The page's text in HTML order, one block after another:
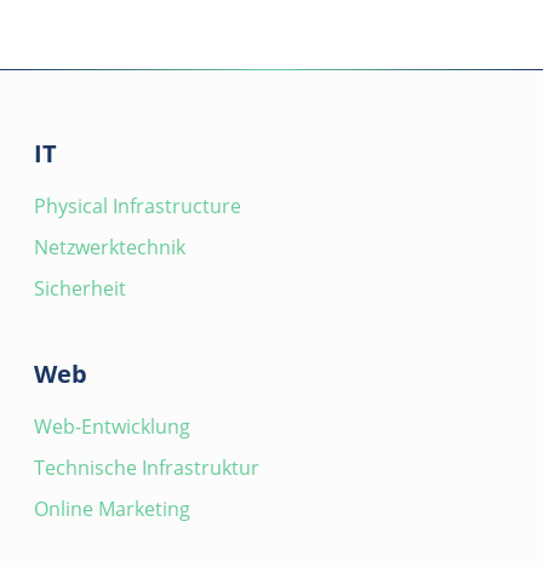
IT
Physical Infrastructure
Netzwerktechnik
Sicherheit
Web
Web-Entwicklung
Technische Infrastruktur
Online Marketing